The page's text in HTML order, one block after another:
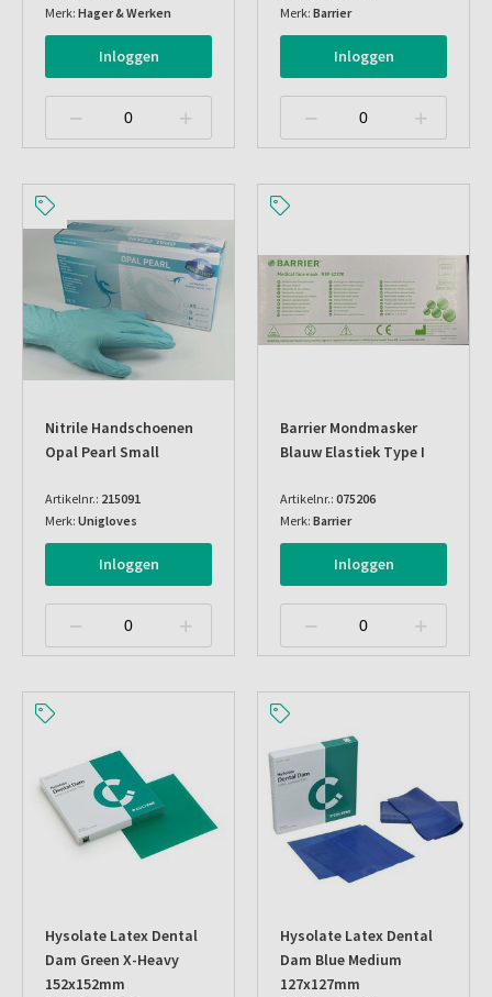
Merk: Hager & Werken
Inloggen
Merk: Barrier
Inloggen
Nitrile Handschoenen
Opal Pearl Small
Artikelnr.: 215091
Merk: Unigloves
Inloggen
Barrier Mondmasker
Blauw Elastiek Type I
Artikelnr.: 075206
Merk: Barrier
Inloggen
Hysolate Latex Dental
Dam Green X-Heavy
152x152mm
Hysolate Latex Dental
Dam Blue Medium
127x127mm